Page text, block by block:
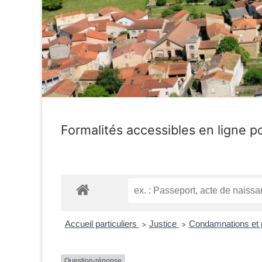
Formalités accessibles en ligne
Accueil particuliers > Justice > Condamnations et